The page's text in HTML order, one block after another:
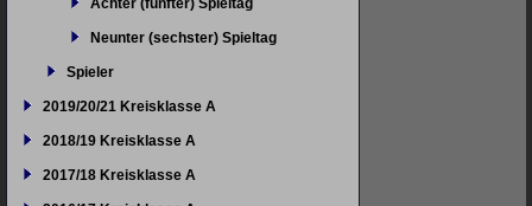
Achter (fünfter) Spieltag
Neunter (sechster) Spieltag
Spieler
2019/20/21 Kreisklasse A
2018/19 Kreisklasse A
2017/18 Kreisklasse A